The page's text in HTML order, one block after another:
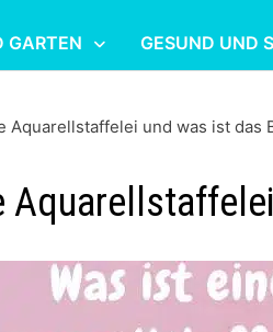
GARTEN GESUND UND
Aquarellstaffelei und was ist das